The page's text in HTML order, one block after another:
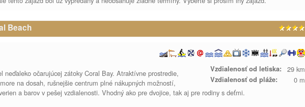
Beach
Vzdialenosť od letiska: 29 km
Vzdialenosť od pláže: 0 m
neďaleko očarujúcej zátoky Coral Bay. Atraktívne prostredie,
na dosah, rušnejšie centrum plné nákupných možností,
a barov v pešej vzdialenosti. Vhodný ako pre dvojice, tak aj pre rodiny s deťmi.